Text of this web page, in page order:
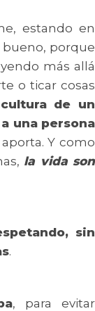
estando en
bueno, porque
más allá
o ticar cosas
de un
una persona
Y como
la vida son
sin
.
, para evitar